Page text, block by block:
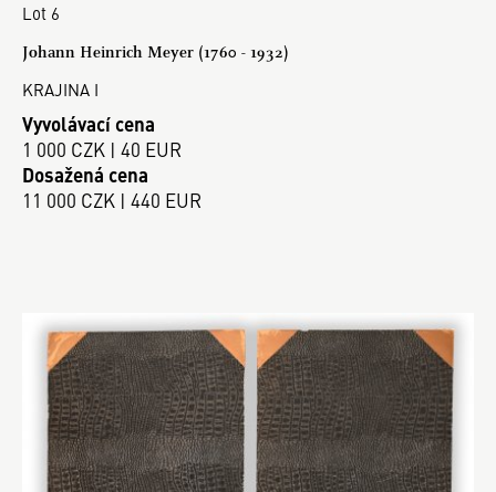
Lot 6
Johann Heinrich Meyer (1760 - 1932)
KRAJINA I
Vyvolávací cena
1 000 CZK | 40 EUR
Dosažená cena
11 000 CZK | 440 EUR